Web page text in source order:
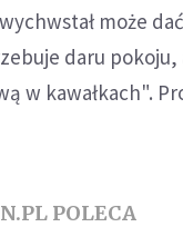
może
daru pokoju,
w kawałkach".
POLECA